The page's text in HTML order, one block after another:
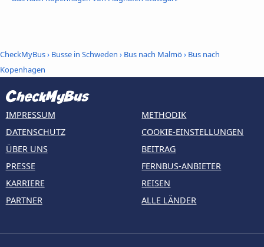
CheckMyBus› Busse in Schweden › Bus nach Malmö› Bus nach
Kopenhagen
IMPRESSUM
DATENSCHUTZ
ÜBER UNS
PRESSE
KARRIERE
PARTNER
METHODIK
COOKIE-EINSTELLUNGEN
BEITRAG
FERNBUS-ANBIETER
REISEN
ALLE LÄNDER